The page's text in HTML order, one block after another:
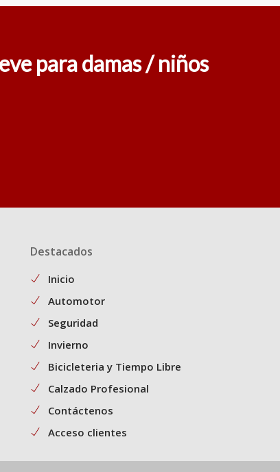
para damas / niños
Destacados
Inicio
Automotor
Seguridad
Invierno
Bicicleteria y Tiempo Libre
Calzado Profesional
Contáctenos
Acceso clientes